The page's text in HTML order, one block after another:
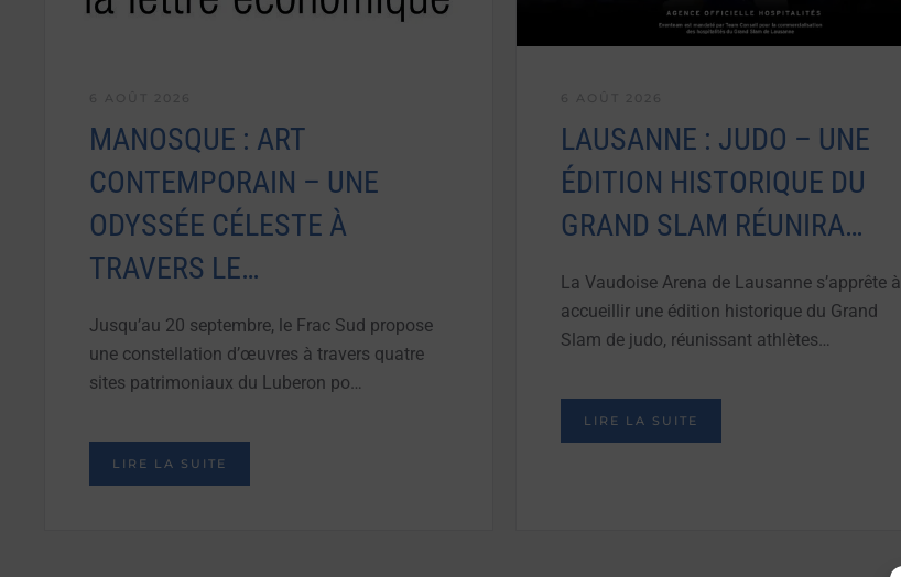
MANOSQUE : ART
CONTEMPORAIN – UNE
ODYSSÉE CÉLESTE À
TRAVERS LE…
Jusqu’au 20 septembre, le Frac Sud propose
une constellation d’œuvres à travers quatre
sites patrimoniaux du Luberon po…
LIRE LA SUITE
LAUSANNE : JUDO – UNE
ÉDITION HISTORIQUE DU
GRAND SLAM RÉUNIRA…
La Vaudoise Arena de Lausanne s’apprête à
accueillir une édition historique du Grand
Slam de judo, réunissant athlètes…
LIRE LA SUITE